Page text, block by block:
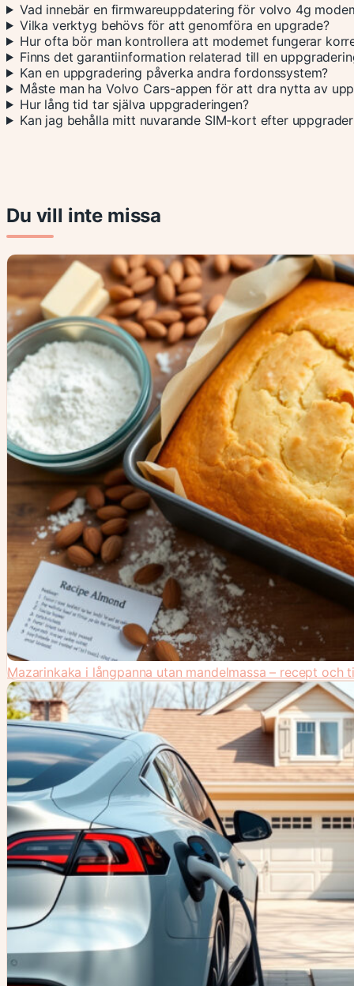
Vad innebär en firmwareuppdatering för volvo 4g
Vilka verktyg behövs för att genomföra en upgrade?
Hur ofta bör man kontrollera att modemet fungerar
Finns det garantiinformation relaterad till en
Kan en uppgradering påverka andra fordonssystem?
Måste man ha Volvo Cars-appen för att dra nytta av
Hur lång tid tar själva uppgraderingen?
Kan jag behålla mitt nuvarande SIM-kort efter
Du vill inte missa
Mazarinkaka i långpanna utan mandelmassa – recept och